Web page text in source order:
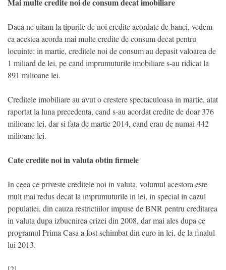
Daca ne uitam la tipurile de noi credite acordate de banci, vedem
ca acestea acorda mai multe credite de consum decat pentru
locuinte: in martie, creditele noi de consum au depasit valoarea de
1 miliard de lei, pe cand imprumuturile imobiliare s-au ridicat la
891 milioane lei.
Creditele imobiliare au avut o crestere spectaculoasa in martie, atat
raportat la luna precedenta, cand s-au acordat credite de doar 376
milioane lei, dar si fata de martie 2014, cand erau de numai 442
milioane lei.
Cate credite noi in valuta obtin firmele
In ceea ce priveste creditele noi in valuta, volumul acestora este
mult mai redus decat la imprumuturile in lei, in special in cazul
populatiei, din cauza restrictiilor impuse de BNR pentru creditarea
in valuta dupa izbucnirea crizei din 2008, dar mai ales dupa ce
programul Prima Casa a fost schimbat din euro in lei, de la finalul
lui 2013.